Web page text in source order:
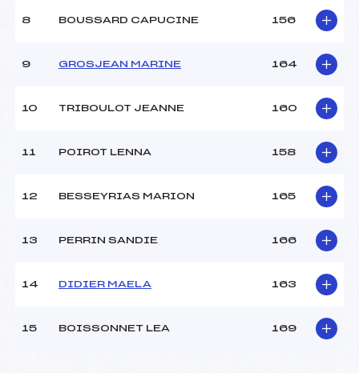
8 BOUSSARD CAPUCINE 156
9 GROSJEAN MARINE 164
10 TRIBOULOT JEANNE 160
11 POIROT LENNA 158
12 BESSEYRIAS MARION 165
13 PERRIN SANDIE 166
14 DIDIER MAELA 163
15 BOISSONNET LEA 169